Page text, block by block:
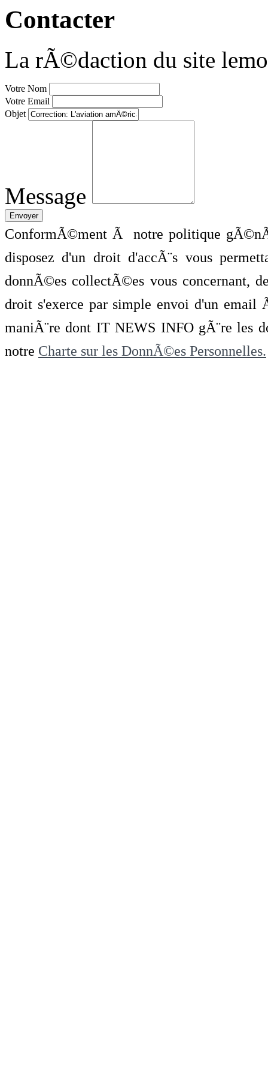
Contacter
La rÃ©daction du site
Votre Nom
Votre Email
Objet
Message
ConformÃ©ment Ã notre politique
disposez d'un droit d'accÃ¨s vous
donnÃ©es collectÃ©es vous concernant,
droit s'exerce par simple envoi d'un
maniÃ¨re dont IT NEWS INFO gÃ¨re les
notre Charte sur les DonnÃ©es Personnelles.